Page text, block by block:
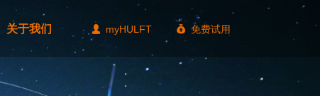
넙 myHULFT
关于我们 낐 免费试用